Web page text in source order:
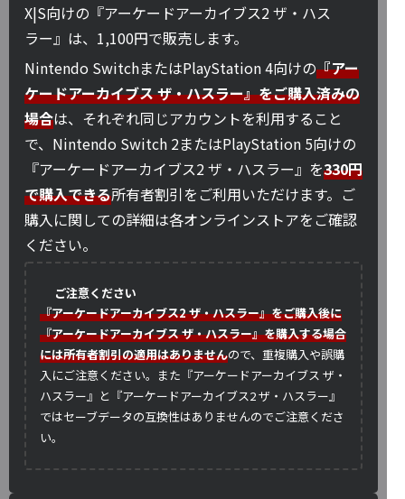
X|S向けの『アーケードアーカイブス2 ザ・ハス
ラー』は、1,100円で販売します。
Nintendo SwitchまたはPlayStation 4向けの『アー
ケードアーカイブス ザ・ハスラー』をご購入済みの
場合は、それぞれ同じアカウントを利用すること
で、Nintendo Switch 2またはPlayStation 5向けの
『アーケードアーカイブス2 ザ・ハスラー』を330円
で購入できる所有者割引をご利用いただけます。ご
購入に関しての詳細は各オンラインストアをご確認
ください。
ご注意ください
『アーケードアーカイブス2 ザ・ハスラー』をご購入後に
『アーケードアーカイブス ザ・ハスラー』を購入する場合
には所有者割引の適用はありませんので、重複購入や誤購
入にご注意ください。また『アーケードアーカイブス ザ・
ハスラー』と『アーケードアーカイブス2 ザ・ハスラー』
ではセーブデータの互換性はありませんのでご注意くださ
い。